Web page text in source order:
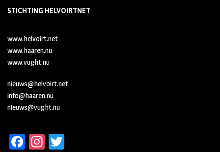
STICHTING HELVOIRTNET
www.helvoirt.net
www.haaren.nu
www.vught.nu
nieuws@helvoirt.net
info@haaren.nu
nieuws@vught.nu
Fa In